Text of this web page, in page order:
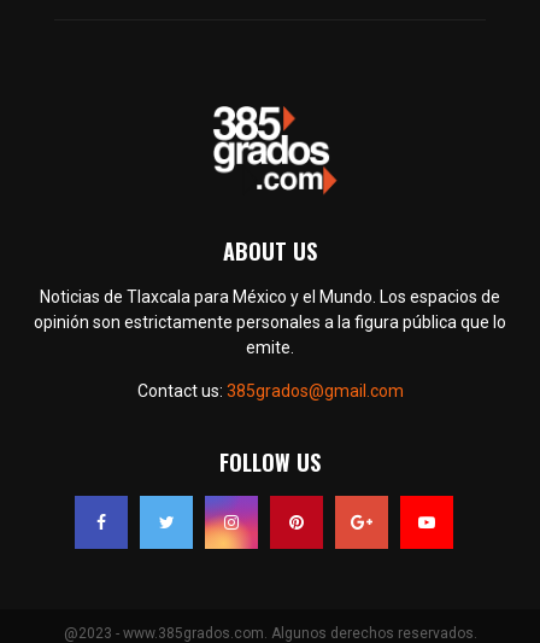
ABOUT US
Noticias de Tlaxcala para México y el Mundo. Los espacios de
opinión son estrictamente personales a la figura pública que lo
emite.
Contact us: 385grados@gmail.com
FOLLOW US
@2023 - www.385grados.com. Algunos derechos reservados.